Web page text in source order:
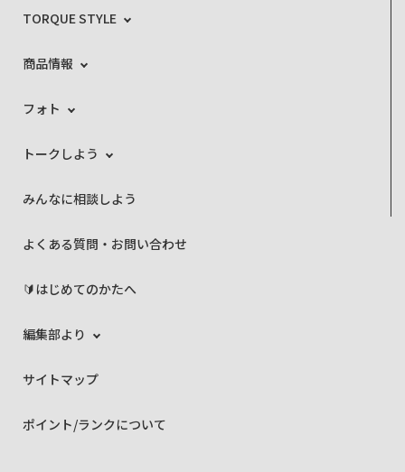
TORQUE STYLE
商品情報
フォト
トークしよう
みんなに相談しよう
よくある質問・お問い合わせ
🔰はじめてのかたへ
編集部より
サイトマップ
ポイント/ランクについて